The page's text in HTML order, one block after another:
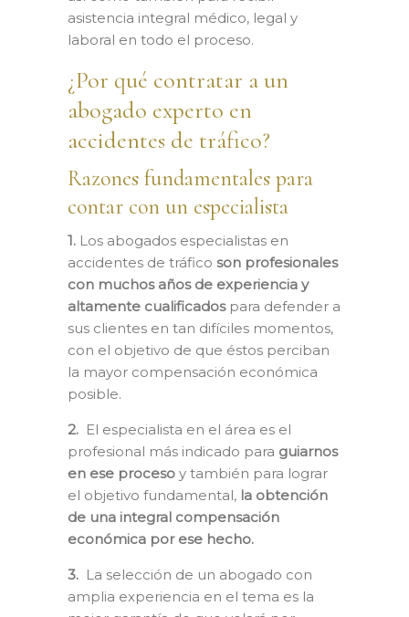
asistencia integral médico, legal y
laboral en todo el proceso.
¿Por qué contratar a un
abogado experto en
accidentes de tráfico?
Razones fundamentales para
contar con un especialista
1. Los abogados especialistas en
accidentes de tráfico son profesionales
con muchos años de experiencia y
altamente cualificadospara defender a
sus clientes en tan difíciles momentos,
con el objetivo de que éstos perciban
la mayor compensación económica
posible.
2. El especialista en el área es el
profesional más indicado para guiarnos
en ese proceso y también para lograr
el objetivo fundamental, la obtención
de una integral compensación
económica por ese hecho.
3. La selección de un abogado con
amplia experiencia en el tema es la